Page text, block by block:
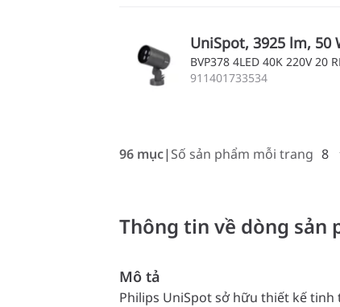
UniSpot, 3925 lm, 50
BVP378 4LED 40K 220V 20
911401733534
96 mục Số sản phẩm mỗi trang 8
Thông tin về dòng sản
Mô tả
Philips UniSpot sở hữu thiết kế tinh